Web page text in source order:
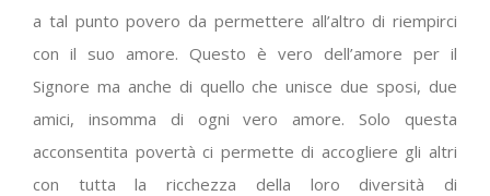
a tal punto povero da permettere all’altro di riempirci
con il suo amore. Questo è vero dell’amore per il
Signore ma anche di quello che unisce due sposi, due
amici, insomma di ogni vero amore. Solo questa
acconsentita povertà ci permette di accogliere gli altri
con tutta la ricchezza della loro diversità di